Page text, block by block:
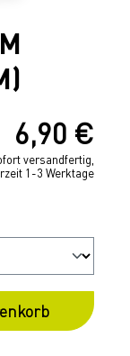
6,90 €
versandfertig,
1-3 Werktage